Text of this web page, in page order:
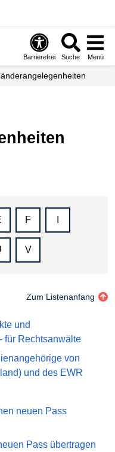
Barrierefrei Suche Menü
F
V
Zum Listenanfang
und
für Rechtsanwälte
von
und des EWR
neuen Pass
Pass übertragen